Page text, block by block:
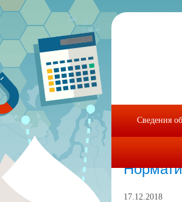
17.12.2018
Сведения